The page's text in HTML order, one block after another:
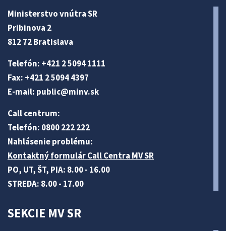
Ministerstvo vnútra SR
Pribinova 2
812 72 Bratislava
Telefón: +421 2 5094 1111
Fax: +421 2 5094 4397
E-mail: public@minv.sk
Call centrum:
Telefón: 0800 222 222
Nahlásenie problému:
Kontaktný formulár Call Centra MV SR
PO, UT, ŠT, PIA: 8.00 - 16.00
STREDA: 8.00 - 17.00
SEKCIE MV SR